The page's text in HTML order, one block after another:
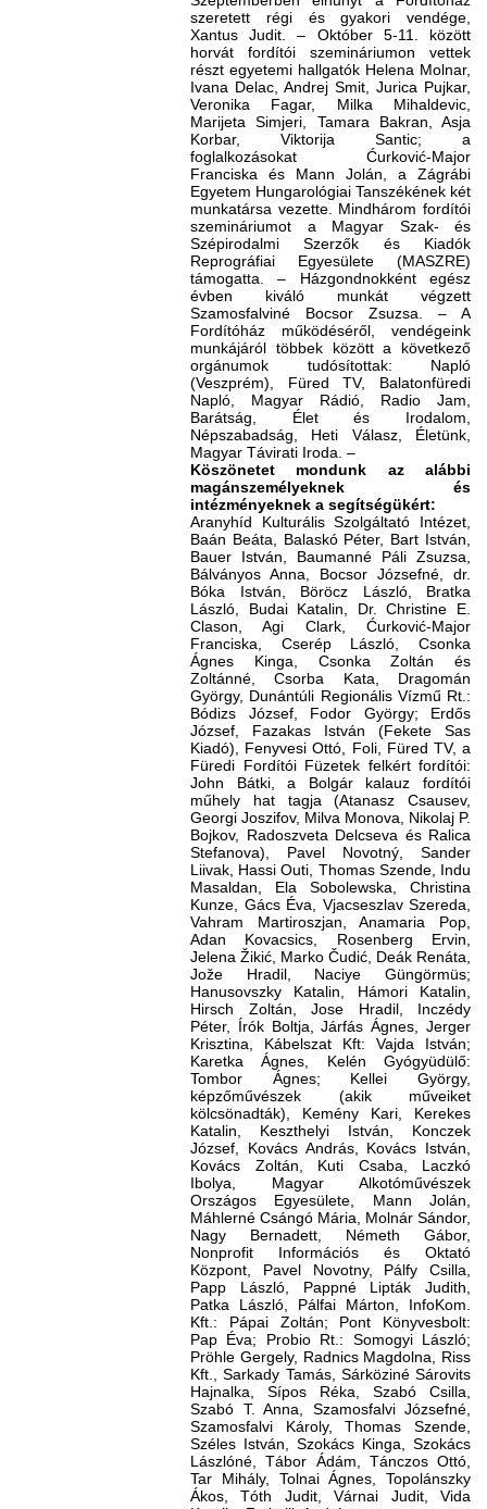
szeretett régi és gyakori vendége,
Xantus Judit. – Október 5-11. között
horvát fordítói szemináriumon vettek
részt egyetemi hallgatók Helena Molnar,
Ivana Delac, Andrej Smit, Jurica Pujkar,
Veronika Fagar, Milka Mihaldevic,
Marijeta Simjeri, Tamara Bakran, Asja
Korbar, Viktorija Santic; a
foglalkozásokat Ćurković-Major
Franciska és Mann Jolán, a Zágrábi
Egyetem Hungarológiai Tanszékének két
munkatársa vezette. Mindhárom fordítói
szemináriumot a Magyar Szak- és
Szépirodalmi Szerzők és Kiadók
Reprográfiai Egyesülete (MASZRE)
támogatta. – Házgondnokként egész
évben kiváló munkát végzett
Szamosfalviné Bocsor Zsuzsa. – A
Fordítóház működéséről, vendégeink
munkájáról többek között a következő
orgánumok tudósítottak: Napló
(Veszprém), Füred TV, Balatonfüredi
Napló, Magyar Rádió, Radio Jam,
Barátság, Élet és Irodalom,
Népszabadság, Heti Válasz, Életünk,
Magyar Távirati Iroda. –
Köszönetet mondunk az alábbi
magánszemélyeknek és
intézményeknek a segítségükért:
Aranyhíd Kulturális Szolgáltató Intézet,
Baán Beáta, Balaskó Péter, Bart István,
Bauer István, Baumanné Páli Zsuzsa,
Bálványos Anna, Bocsor Józsefné, dr.
Bóka István, Böröcz László, Bratka
László, Budai Katalin, Dr. Christine E.
Clason, Agi Clark, Ćurković-Major
Franciska, Cserép László, Csonka
Ágnes Kinga, Csonka Zoltán és
Zoltánné, Csorba Kata, Dragomán
György, Dunántúli Regionális Vízmű Rt.:
Bódizs József, Fodor György; Erdős
József, Fazakas István (Fekete Sas
Kiadó), Fenyvesi Ottó, Foli, Füred TV, a
Füredi Fordítói Füzetek felkért fordítói:
John Bátki, a Bolgár kalauz fordítói
műhely hat tagja (Atanasz Csausev,
Georgi Joszifov, Milva Monova, Nikolaj P.
Bojkov, Radoszveta Delcseva és Ralica
Stefanova), Pavel Novotný, Sander
Liivak, Hassi Outi, Thomas Szende, Indu
Masaldan, Ela Sobolewska, Christina
Kunze, Gács Éva, Vjacseszlav Szereda,
Vahram Martiroszjan, Anamaria Pop,
Adan Kovacsics, Rosenberg Ervin,
Jelena Žikić, Marko Čudić, Deák Renáta,
Jože Hradil, Naciye Güngörmüs;
Hanusovszky Katalin, Hámori Katalin,
Hirsch Zoltán, Jose Hradil, Inczédy
Péter, Írók Boltja, Járfás Ágnes, Jerger
Krisztina, Kábelszat Kft: Vajda István;
Karetka Ágnes, Kelén Gyógyüdülő:
Tombor Ágnes; Kellei György,
képzőművészek (akik műveiket
kölcsönadták), Kemény Kari, Kerekes
Katalin, Keszthelyi István, Konczek
József, Kovács András, Kovács István,
Kovács Zoltán, Kuti Csaba, Laczkó
Ibolya, Magyar Alkotóművészek
Országos Egyesülete, Mann Jolán,
Máhlerné Csángó Mária, Molnár Sándor,
Nagy Bernadett, Németh Gábor,
Nonprofit Információs és Oktató
Központ, Pavel Novotny, Pálfy Csilla,
Papp László, Pappné Lipták Judith,
Patka László, Pálfai Márton, InfoKom.
Kft.: Pápai Zoltán; Pont Könyvesbolt:
Pap Éva; Probio Rt.: Somogyi László;
Pröhle Gergely, Radnics Magdolna, Riss
Kft., Sarkady Tamás, Sárköziné Sárovits
Hajnalka, Sípos Réka, Szabó Csilla,
Szabó T. Anna, Szamosfalvi Józsefné,
Szamosfalvi Károly, Thomas Szende,
Széles István, Szokács Kinga, Szokács
Lászlóné, Tábor Ádám, Tánczos Ottó,
Tar Mihály, Tolnai Ágnes, Topolánszky
Ákos, Tóth Judit, Várnai Judit, Vida